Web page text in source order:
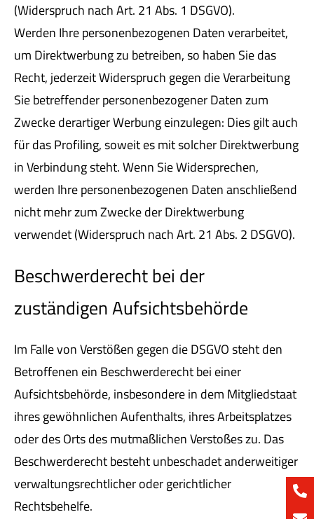
(Widerspruch nach Art. 21 Abs. 1 DSGVO).
Werden Ihre personenbezogenen Daten verarbeitet,
um Direktwerbung zu betreiben, so haben Sie das
Recht, jederzeit Widerspruch gegen die Verarbeitung
Sie betreffender personenbezogener Daten zum
Zwecke derartiger Werbung einzulegen: Dies gilt auch
für das Profiling, soweit es mit solcher Direktwerbung
in Verbindung steht. Wenn Sie Widersprechen,
werden Ihre personenbezogenen Daten anschließend
nicht mehr zum Zwecke der Direktwerbung
verwendet (Widerspruch nach Art. 21 Abs. 2 DSGVO).
Beschwerderecht bei der
zuständigen Aufsichtsbehörde
Im Falle von Verstößen gegen die DSGVO steht den
Betroffenen ein Beschwerderecht bei einer
Aufsichtsbehörde, insbesondere in dem Mitgliedstaat
ihres gewöhnlichen Aufenthalts, ihres Arbeitsplatzes
oder des Orts des mutmaßlichen Verstoßes zu. Das
Beschwerderecht besteht unbeschadet anderweitiger
verwaltungsrechtlicher oder gerichtlicher
Rechtsbehelfe.